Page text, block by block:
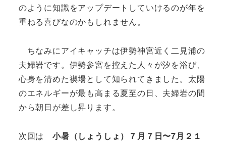
のように知識をアップデートしていけるのが年を
重ねる喜びなのかもしれません。
ちなみにアイキャッチは伊勢神宮近く二見浦の
夫婦岩です。伊勢参宮を控えた人々が汐を浴び、
心身を清めた禊場として知られてきました。太陽
のエネルギーが最も高まる夏至の日、夫婦岩の間
から朝日が差し昇ります。
次回は 小暑（しょうしょ）７月７日〜7月２１